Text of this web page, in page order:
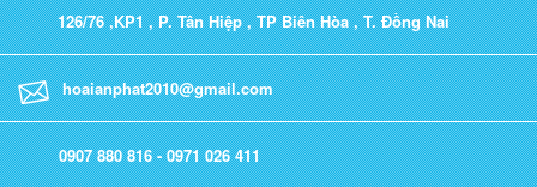
126/76 ,KP1 , P. Tân Hiệp , TP Biên Hòa , T. Đồng Nai
hoaianphat2010@gmail.com
0907 880 816 - 0971 026 411